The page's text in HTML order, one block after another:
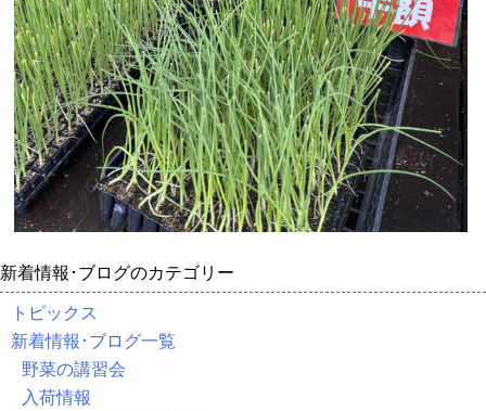
新着情報･ブログのカテゴリー
トピックス
新着情報･ブログ一覧
野菜の講習会
入荷情報